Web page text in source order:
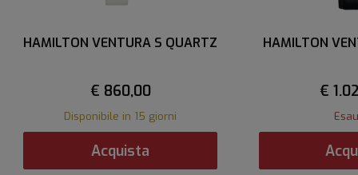
HAMILTON VENTURA S QUARTZ
€ 860,00
Disponibile in 15 giorni
Acquista
HAMILTON
€